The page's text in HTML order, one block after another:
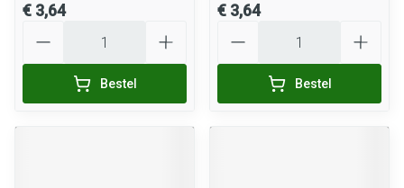
€ 3,64
Bestel
€ 3,64
Bestel